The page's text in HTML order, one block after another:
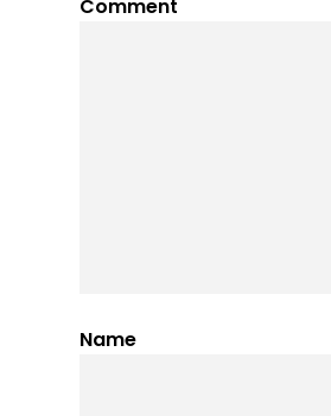
Comment
Name